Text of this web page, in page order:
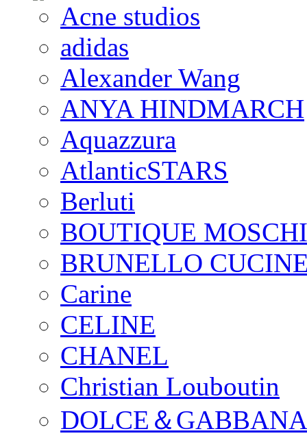
Acne studios
adidas
Alexander Wang
ANYA HINDMARCH
Aquazzura
AtlanticSTARS
Berluti
BOUTIQUE
BRUNELLO
Carine
CELINE
CHANEL
Christian Louboutin
DOLCE＆GABBANA